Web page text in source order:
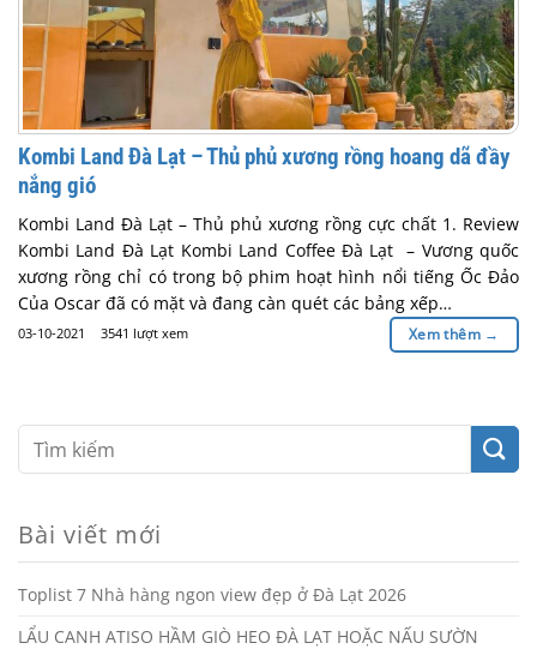
Kombi Land Đà Lạt – Thủ phủ xương rồng hoang dã đầy
nắng gió
Kombi Land Đà Lạt – Thủ phủ xương rồng cực chất 1. Review
Kombi Land Đà Lạt Kombi Land Coffee Đà Lạt – Vương quốc
xương rồng chỉ có trong bộ phim hoạt hình nổi tiếng Ốc Đảo
Của Oscar đã có mặt và đang càn quét các bảng xếp…
03-10-2021 3541 lượt xem Xem thêm →
Bài viết mới
Toplist 7 Nhà hàng ngon view đẹp ở Đà Lạt 2026
LẨU CANH ATISO HẦM GIÒ HEO ĐÀ LẠT HOẶC NẤU SƯỜN